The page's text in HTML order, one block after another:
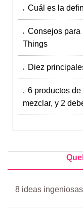
Cuál es la
Consejos para
Things
Diez
6 productos
mezclar, y 2
8 ideas